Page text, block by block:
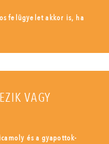
felügyelet akkor is, ha
VAGY
és a gyapottok-